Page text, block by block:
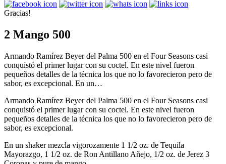
Gracias!
2 Mango 500
Armando Ramírez Beyer del Palma 500 en el Four Seasons casi
conquistó el primer lugar con su coctel. En este nivel fueron
pequeños detalles de la técnica los que no lo favorecieron pero de
sabor, es excepcional. En un…
Armando Ramírez Beyer del Palma 500 en el Four Seasons casi
conquistó el primer lugar con su coctel. En este nivel fueron
pequeños detalles de la técnica los que no lo favorecieron pero de
sabor, es excepcional.
En un shaker mezcla vigorozamente 1 1/2 oz. de Tequila
Mayorazgo, 1 1/2 oz. de Ron Antillano Añejo, 1/2 oz. de Jerez 3